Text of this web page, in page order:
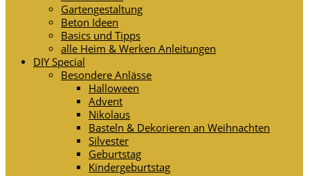
Gartengestaltung
Beton Ideen
Basics und Tipps
alle Heim & Werken Anleitungen
DIY Special
Besondere Anlässe
Halloween
Advent
Nikolaus
Basteln & Dekorieren an Weihnachten
Silvester
Geburtstag
Kindergeburtstag